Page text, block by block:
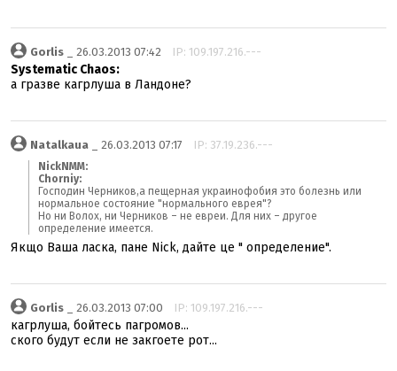
Gorlis _ 26.03.2013 07:42 IP: 109.197.216.---
Systematic Chaos:
а гразве кагрлуша в Ландоне?
Natalkaua _ 26.03.2013 07:17 IP: 37.19.236.---
NickNMM:
Chorniy:
Господин Черников,а пещерная украинофобия это болезнь или
нормальное состояние "нормального еврея"?
Но ни Волох, ни Черников – не евреи. Для них – другое
определение имеется.
Якщо Ваша ласка, пане Nick, дайте це " определение".
Gorlis _ 26.03.2013 07:00 IP: 109.197.216.---
кагрлуша, бойтесь пагромов...
ского будут если не закгоете рот...